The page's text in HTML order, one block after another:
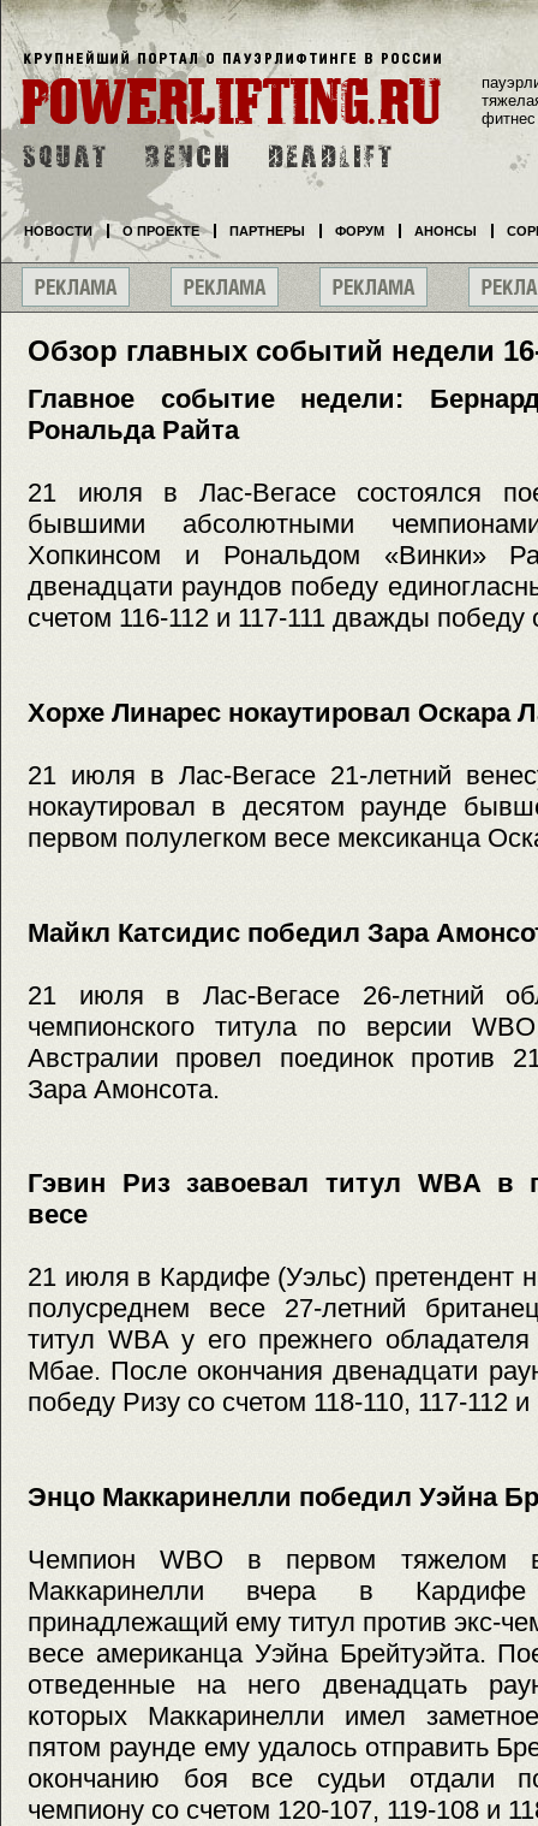
Обзор главных событий недели
Главное событие недели:
Рональда Райта
21 июля в Лас-Вегасе состоялся
бывшими абсолютными
Хопкинсом и Рональдом «Винки»
двенадцати раундов победу
счетом 116-112 и 117-111 дважды
Хорхе Линарес нокаутировал Оскара
21 июля в Лас-Вегасе 21-летний
нокаутировал в десятом раунде
первом полулегком весе мексиканца
Майкл Катсидис победил Зара
21 июля в Лас-Вегасе 26-летний
чемпионского титула по версии
Австралии провел поединок против
Зара Амонсота.
Гэвин Риз завоевал титул WBA в
весе
21 июля в Кардифе (Уэльс) претендент
полусреднем весе 27-летний
титул WBA у его прежнего
Мбае. После окончания двенадцати
победу Ризу со счетом 118-110, 117-112 и
Энцо Маккаринелли победил Уэйна
Чемпион WBO в первом тяжелом
Маккаринелли вчера в
принадлежащий ему титул против экс-
весе американца Уэйна Брейтуэйта.
отведенные на него двенадцать
которых Маккаринелли имел
пятом раунде ему удалось отправить
окончанию боя все судьи отдали
чемпиону со счетом 120-107, 119-108 и
фитнес
НОВОСТИ О ПРОЕКТЕ ПАРТНЕРЫ ФОРУМ АНОНСЫ